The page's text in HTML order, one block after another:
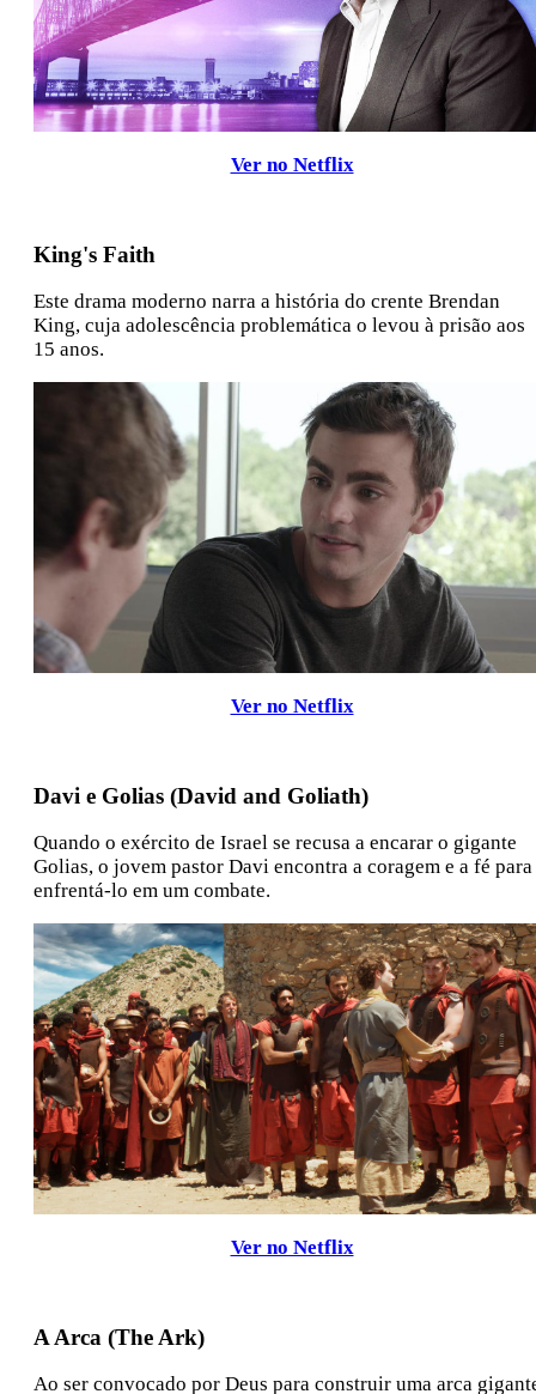
Ver no Netflix
King's Faith
Este drama moderno narra a história do crente Brendan
King, cuja adolescência problemática o levou à prisão aos
15 anos.
Ver no Netflix
Davi e Golias (David and Goliath)
Quando o exército de Israel se recusa a encarar o gigante
Golias, o jovem pastor Davi encontra a coragem e a fé para
enfrentá-lo em um combate.
Ver no Netflix
A Arca (The Ark)
Ao ser convocado por Deus para construir uma arca